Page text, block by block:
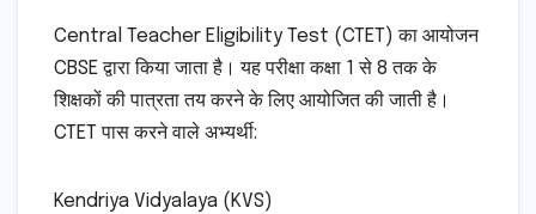
Central Teacher Eligibility Test (CTET) का आयोजन
CBSE द्वारा किया जाता है। यह परीक्षा कक्षा 1 से 8 तक के
शिक्षकों की पात्रता तय करने के लिए आयोजित की जाती है।
CTET पास करने वाले अभ्यर्थी:
Kendriya Vidyalaya (KVS)